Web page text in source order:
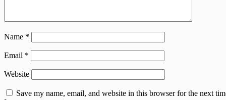
Name *
Email *
Website
Save my name, email, and website in this browser for the next